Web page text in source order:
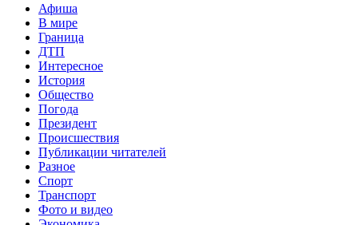
Афиша
В мире
Граница
ДТП
Интересное
История
Общество
Погода
Президент
Происшествия
Публикации читателей
Разное
Спорт
Транспорт
Фото и видео